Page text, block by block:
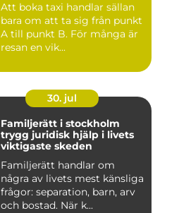
Att boka taxi handlar sällan
bara om att ta sig från punkt
A till punkt B. För många är
resan en vik...
30. jul
Familjerätt i stockholm
trygg juridisk hjälp i livets
viktigaste skeden
Familjerätt handlar om
några av livets mest känsliga
frågor: separation, barn, arv
och bostad. När k...